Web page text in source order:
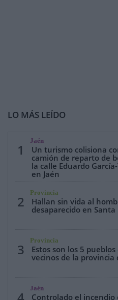
LO MÁS LEÍDO
1
Jaén
Un turismo colisiona
camión de reparto de
la calle Eduardo
en Jaén
2
Provincia
Hallan sin vida al
desaparecido en Santa
3
Provincia
Estos son los 5
vecinos de la provincia
Jaén
Controlado el incendio